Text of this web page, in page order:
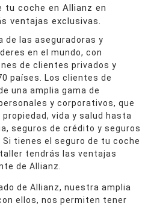
tu coche en Allianz en
ventajas exclusivas.
de las aseguradoras y
en el mundo, con
de clientes privados y
países. Los clientes de
una amplia gama de
y corporativos, que
vida y salud hasta
seguros de crédito y seguros
tienes el seguro de tu coche
tendrás las ventajas
de Allianz.
de Allianz, nuestra amplia
ellos, nos permiten tener